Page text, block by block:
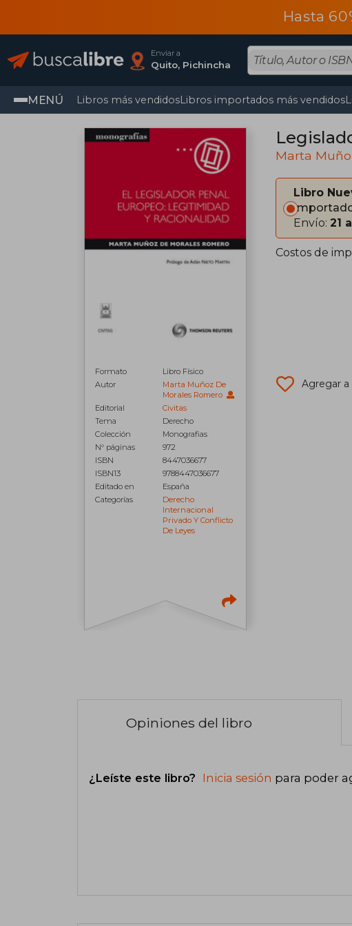
Hasta
Enviar a
Quito, Pichincha
MENÚ Libros más vendidosLibros importados más vendidos
Formato
Libro Físico
Autor
Marta Muñoz De
Morales Romero
Editorial
Civitas
Tema
Derecho
Colección
Monografias
N° páginas
972
ISBN
8447036677
ISBN13
9788447036677
Editado en
España
Categorías
Derecho
Internacional
Privado Y Conflicto
De Leyes
Marta
Libro
Envío: 21
Costos de
Agregar a
Opiniones del libro
¿Leíste este libro? Inicia sesión para poder